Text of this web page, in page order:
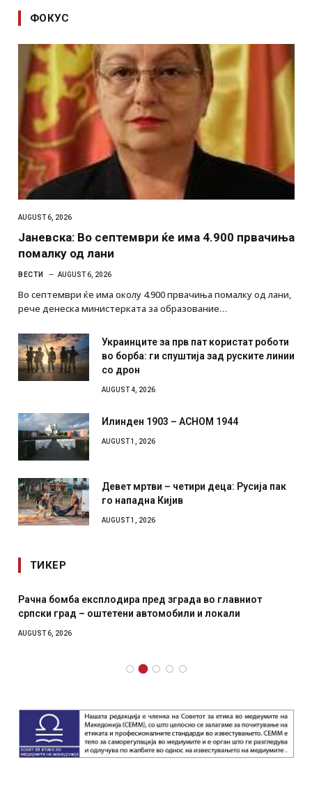
ФОКУС
AUGUST 6, 2026
Јаневска: Во септември ќе има 4.900 првачиња
помалку од лани
ВЕСТИ AUGUST 6, 2026
Во септември ќе има околу 4.900 првачиња помалку од лани,
рече денеска министерката за образование…
Украинците за прв пат користат роботи
во борба: ги спуштија зад руските линии
со дрон
AUGUST 4, 2026
Илинден 1903 – АСНОМ 1944
AUGUST 1, 2026
Девет мртви – четири деца: Русија пак
го нападна Кијив
AUGUST 1, 2026
ТИКЕР
Рачна бомба експлодира пред зграда во главниот
српски град – оштетени автомобили и локали
AUGUST 6, 2026